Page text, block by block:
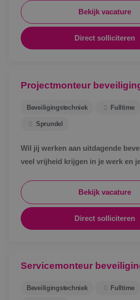
Bekijk vacature
Direct solliciteren
Projectmonteur
Beveiligingstechniek Fulltime
Sprundel
Wil jij werken aan uitdagende
veel vrijheid krijgen in je werk en
Bekijk vacature
Direct solliciteren
Servicemonteur
Beveiligingstechniek Fulltime